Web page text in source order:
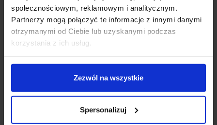
społecznościowym, reklamowym i analitycznym.
Partnerzy mogą połączyć te informacje z innymi danymi
otrzymanymi od Ciebie lub uzyskanymi podczas
korzystania z ich usług.
Zezwól na wszystkie
Spersonalizuj
stanowisko kreatywne, możesz pozwolić sobie na mniej formalny język
i bardziej nieszablonowy styl. Z kolei w przypadku bankowości lub
prawa konieczna będzie większa formalność oraz precyzyjne
słownictwo.
dynamicznie brzmi Twój list motywacyjny.